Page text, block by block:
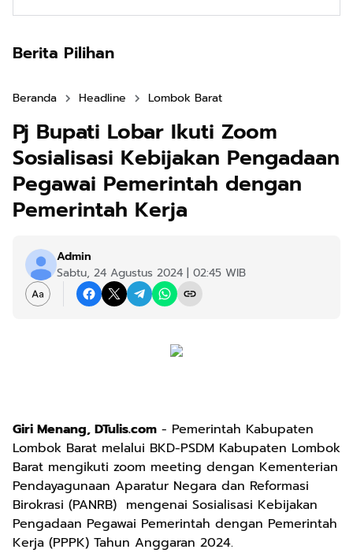
Berita Pilihan
Beranda Headline Lombok Barat
Pj Bupati Lobar Ikuti Zoom
Sosialisasi Kebijakan Pengadaan
Pegawai Pemerintah dengan
Pemerintah Kerja
Admin
Sabtu, 24 Agustus 2024 | 02:45 WIB
Giri Menang, DTulis.com - Pemerintah Kabupaten
Lombok Barat melalui BKD-PSDM Kabupaten Lombok
Barat mengikuti zoom meeting dengan Kementerian
Pendayagunaan Aparatur Negara dan Reformasi
Birokrasi (PANRB) mengenai Sosialisasi Kebijakan
Pengadaan Pegawai Pemerintah dengan Pemerintah
Kerja (PPPK) Tahun Anggaran 2024.